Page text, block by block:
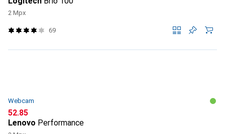
2 Mpx
69
Webcam
CHF
52.85
Lenovo Performance